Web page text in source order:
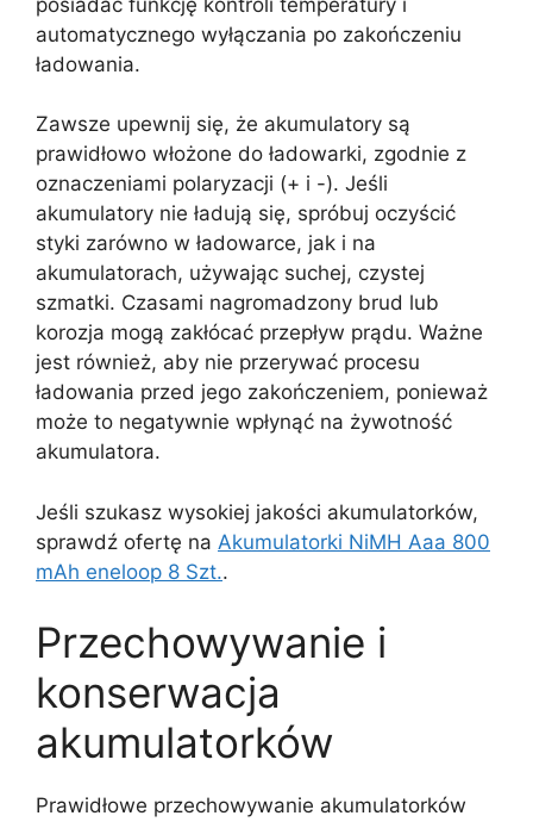
automatycznego wyłączania po zakończeniu
ładowania.
Zawsze upewnij się, że akumulatory są
prawidłowo włożone do ładowarki, zgodnie z
oznaczeniami polaryzacji (+ i -). Jeśli
akumulatory nie ładują się, spróbuj oczyścić
styki zarówno w ładowarce, jak i na
akumulatorach, używając suchej, czystej
szmatki. Czasami nagromadzony brud lub
korozja mogą zakłócać przepływ prądu. Ważne
jest również, aby nie przerywać procesu
ładowania przed jego zakończeniem, ponieważ
może to negatywnie wpłynąć na żywotność
akumulatora.
Jeśli szukasz wysokiej jakości akumulatorków,
sprawdź ofertę na Akumulatorki NiMH Aaa 800
mAh eneloop 8 Szt..
Przechowywanie i
konserwacja
akumulatorków
Prawidłowe przechowywanie akumulatorków